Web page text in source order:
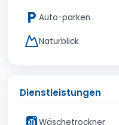
Auto-parken
Naturblick
Dienstleistungen
Wäschetrockner